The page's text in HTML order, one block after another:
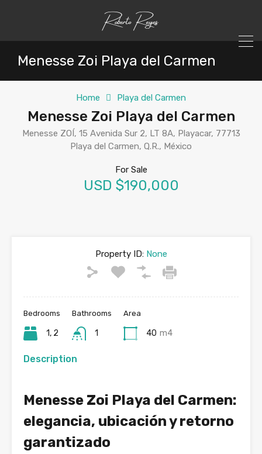
Menesse Zoi Playa del Carmen
Home Playa del Carmen
Menesse Zoi Playa del Carmen
Menesse ZOÍ, 15 Avenida Sur 2, LT 8A, Playacar, 77713
Playa del Carmen, Q.R., México
For Sale
USD $190,000
Property ID:None
Bedrooms
1, 2
Bathrooms
1
Area
40 m4
Description
Menesse Zoi Playa del Carmen:
elegancia, ubicación y retorno
garantizado